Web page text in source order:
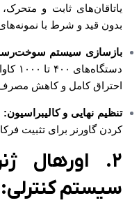
یاتاقان‌های ثابت و
بدون قید و شرط با
بازسازی سیستم
احتراق کامل و کاهش
تنظیم نهایی و کالیبراسیون:
کردن گاورنر برای تثبیت
۲. اورهال
سیستم کنترلی: